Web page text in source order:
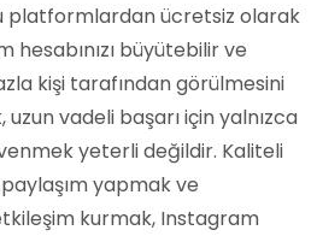
platformlardan ücretsiz olarak
büyütebilir ve
kişi tarafından görülmesini
vadeli başarı için yalnızca
yeterli değildir. Kaliteli
yapmak ve
kurmak, Instagram